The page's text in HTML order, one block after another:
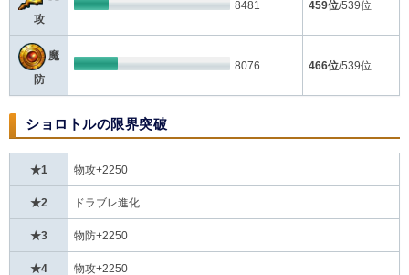
攻
8481 459位/539位
魔
防
8076 466位/539位
ショロトルの限界突破
★1 物攻+2250
★2 ドラブレ進化
★3 物防+2250
★4 物攻+2250